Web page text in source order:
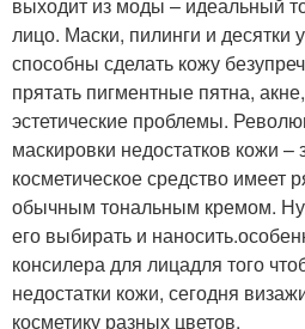
лицо. Маски, пилинги и десятки
способны сделать кожу
прятать пигментные пятна,
эстетические проблемы.
маскировки недостатков кожи
косметическое средство имеет
обычным тональным кремом.
его выбирать и
консилера для лицадля того
недостатки кожи, сегодня
косметику разных цветов.